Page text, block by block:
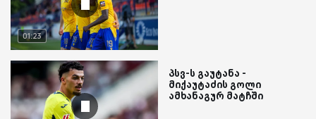
01:23
პსვ-ს გაუტანა -
მიქაუტაძის გოლი
ამხანაგურ მატჩში